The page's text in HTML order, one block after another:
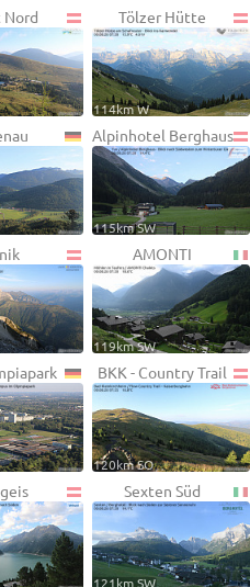
Nord Tölzer Hütte
114km W
Alpinhotel Berghaus
115km SW
AMONTI
119km SW
BKK - Country Trail
120km SO
Sexten Süd
121km SW